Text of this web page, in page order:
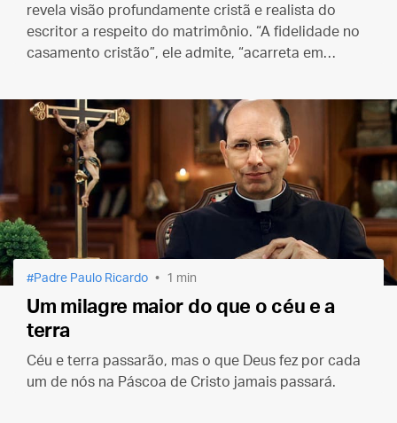
revela visão profundamente cristã e realista do
escritor a respeito do matrimônio. “A fidelidade no
casamento cristão”, ele admite, “acarreta em
Padre Paulo Ricardo 1 min
Um milagre maior do que o céu e a
terra
Céu e terra passarão, mas o que Deus fez por cada
um de nós na Páscoa de Cristo jamais passará.